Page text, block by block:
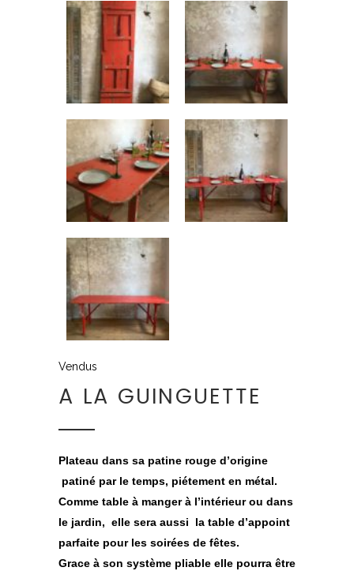
Vendus
A LA GUINGUETTE
Plateau dans sa patine rouge d’origine
patiné par le temps, piétement en métal.
Comme table à manger à l’intérieur ou dans
le jardin, elle sera aussi la table d’appoint
parfaite pour les soirées de fêtes.
Grace à son système pliable elle pourra être